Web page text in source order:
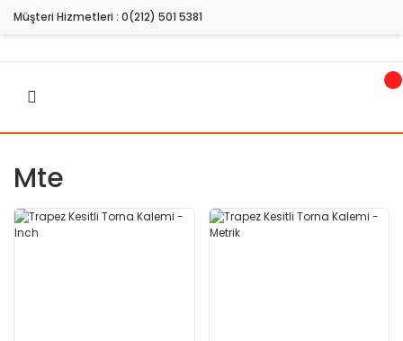
Müşteri Hizmetleri : 0(212) 501 5381
Mte